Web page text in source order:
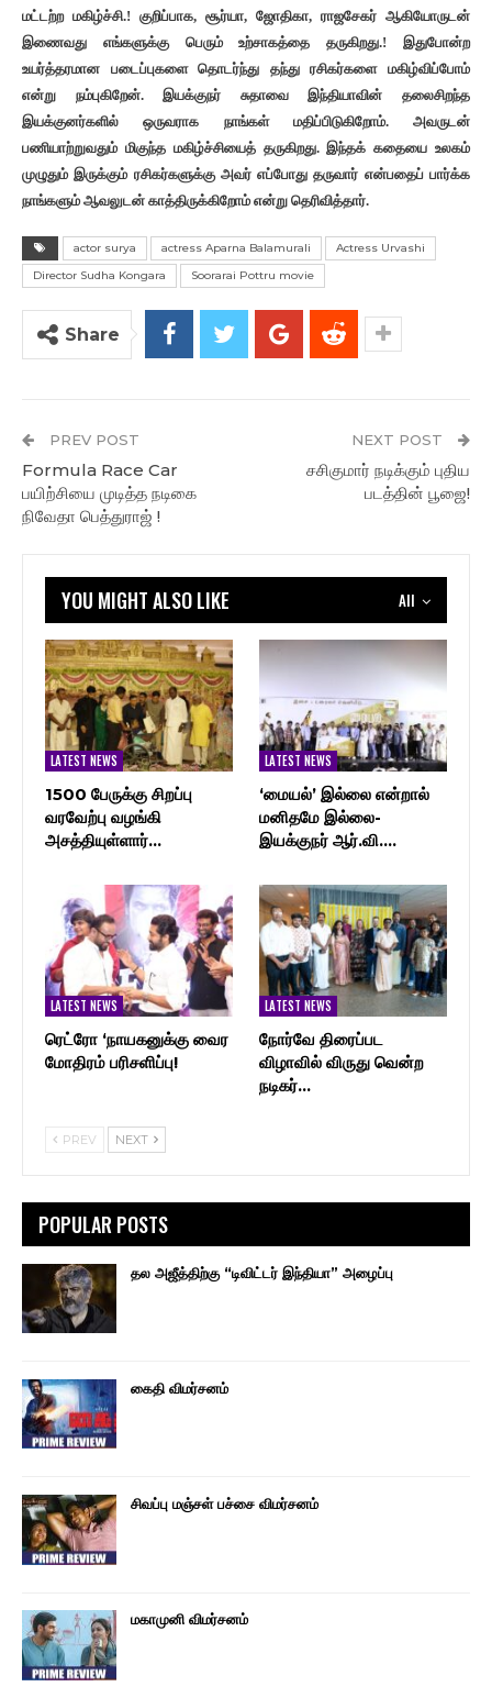
மட்டற்ற மகிழ்ச்சி.! குறிப்பாக, சூர்யா, ஜோதிகா, ராஜசேகர் ஆகியோருடன்
இணைவது எங்களுக்கு பெரும் உற்சாகத்தை தருகிறது.! இதுபோன்ற
உயர்த்தரமான படைப்புகளை தொடர்ந்து தந்து ரசிகர்களை மகிழ்விப்போம்
என்று நம்புகிறேன். இயக்குநர் சுதாவை இந்தியாவின் தலைசிறந்த
இயக்குனர்களில் ஒருவராக நாங்கள் மதிப்பிடுகிறோம். அவருடன்
பணியாற்றுவதும் மிகுந்த மகிழ்ச்சியைத் தருகிறது. இந்தக் கதையை உலகம்
முழுதும் இருக்கும் ரசிகர்களுக்கு அவர் எப்போது தருவார் என்பதைப் பார்க்க
நாங்களும் ஆவலுடன் காத்திருக்கிறோம் என்று தெரிவித்தார்.
actor surya actress Aparna Balamurali
Actress Urvashi
Director Sudha Kongara
Soorarai Pottru movie
Share
PREV POST
Formula Race Car
பயிற்சியை முடித்த நடிகை
நிவேதா பெத்துராஜ் !
NEXT POST
சசிகுமார் நடிக்கும் புதிய
படத்தின் பூஜை!
All
YOU MIGHT ALSO LIKE
LATEST NEWS
1500 பேருக்கு சிறப்பு
வரவேற்பு வழங்கி
அசத்தியுள்ளார்…
LATEST NEWS
‘மையல்’ இல்லை என்றால்
மனிதமே இல்லை-
இயக்குநர் ஆர்.வி.…
LATEST NEWS
ரெட்ரோ ‘நாயகனுக்கு வைர
மோதிரம் பரிசளிப்பு!
LATEST NEWS
நோர்வே திரைப்பட
விழாவில் விருது வென்ற
நடிகர்…
PREV NEXT
POPULAR POSTS
தல அஜீத்திற்கு “டிவிட்டர் இந்தியா” அழைப்பு
கைதி விமர்சனம்
சிவப்பு மஞ்சள் பச்சை விமர்சனம்
மகாமுனி விமர்சனம்